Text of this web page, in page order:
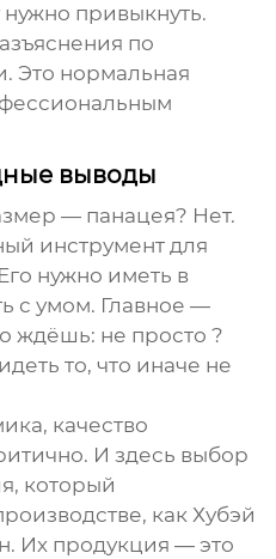
привыкнуть.
по
Это нормальная
выводы
— панацея? Нет.
инструмент для
нужно иметь в
с умом. Главное —
ждёшь: не просто ?
то, что иначе не
качество
И здесь выбор
который
какХубэй
Их продукция — это